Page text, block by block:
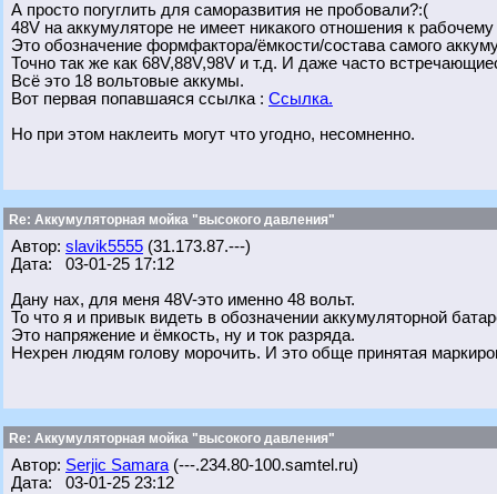
А просто погуглить для саморазвития не пробовали?:(
48V на аккумуляторе не имеет никакого отношения к
Это обозначение формфактора/ёмкости/состава самого
Точно так же как 68V,88V,98V и т.д. И даже часто
Всё это 18 вольтовые аккумы.
Вот первая попавшаяся ссылка : Ссылка.
Но при этом наклеить могут что угодно, несомненно.
Re: Аккумуляторная мойка "высокого давления"
Автор: slavik5555 (31.173.87.---)
Дата: 03-01-25 17:12
Дану нах, для меня 48V-это именно 48 вольт.
То что я и привык видеть в обозначении аккумуляторной
Это напряжение и ёмкость, ну и ток разряда.
Нехрен людям голову морочить. И это обще принятая
Re: Аккумуляторная мойка "высокого давления"
Автор: Serjic Samara (---.234.80-100.samtel.ru)
Дата: 03-01-25 23:12